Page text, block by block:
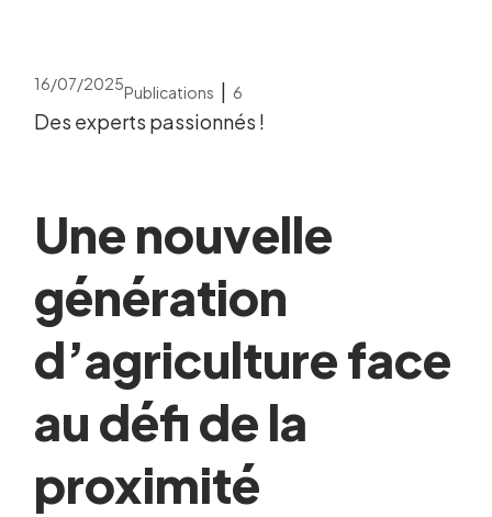
16/07/2025Publications | 6
Des experts passionnés !
Une nouvelle
génération
d’agriculture face
au défi de la
proximité